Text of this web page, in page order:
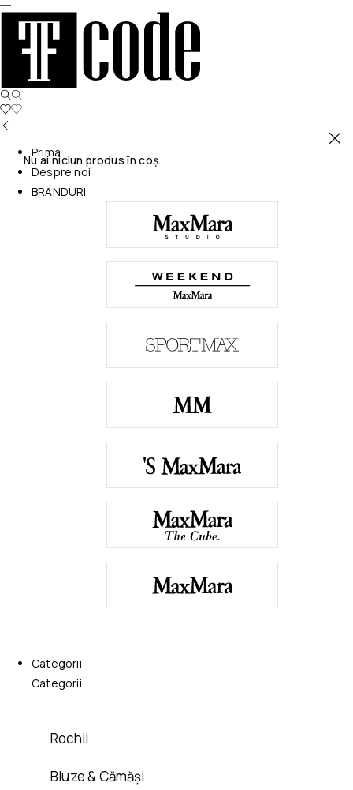
Nu ai niciun produs în coș.
Prima
Despre noi
BRANDURI
Categorii
Categorii
Rochii
Bluze & Cămăși